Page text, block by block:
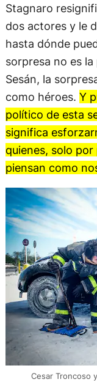
Stagnaro
dos actores y le
hasta dónde
sorpresa no es
Sesán, la
como héroes. Y
político de esta
significa
quienes, solo
piensan como
Cesar Troncoso